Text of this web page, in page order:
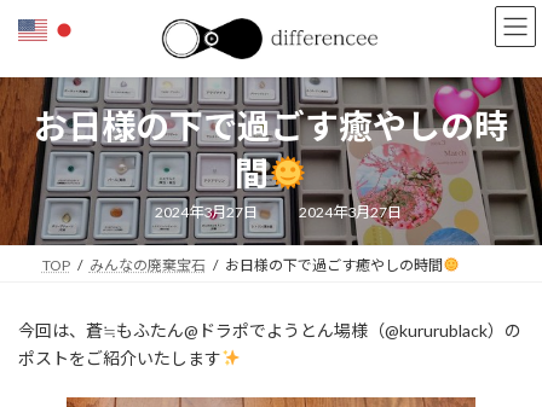
ン
ツ
へ
ス
キ
ッ
プ
ー
シ
ョ
ン
に
移
動
お日様の下で過ごす癒やしの時
間
2024年3月27日
最
終
更
日
2024年3月27日
TOP みんなの廃棄宝石 お日様の下で過ごす癒やしの時間
今回は、蒼≒もふたん@ドラポでようとん場様（@kururublack）の
ポストをご紹介いたします